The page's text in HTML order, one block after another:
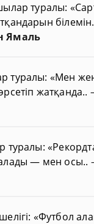
туралы:
Ямаль
туралы: «Мен
жатқанда..
туралы:
— мен осы..
«Футбол